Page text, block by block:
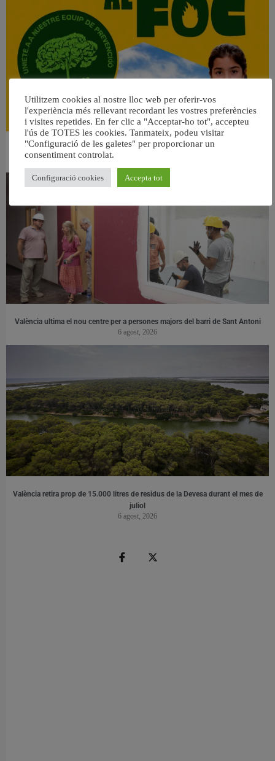
👀 Una mirada atenta puede marcar la diferencia.
València ultima el nou centre per a persones majors del barri de Sant Antoni
6 agost, 2026
València retira prop de 15.000 litres de residus de la Devesa durant el mes de
juliol
6 agost, 2026
Utilitzem cookies al nostre lloc web per oferir-vos
l'experiència més rellevant recordant les vostres preferències
i visites repetides. En fer clic a "Acceptar-ho tot", accepteu
l'ús de TOTES les cookies. Tanmateix, podeu visitar
"Configuració de les galetes" per proporcionar un
consentiment controlat.
Configuració cookies Accepta tot